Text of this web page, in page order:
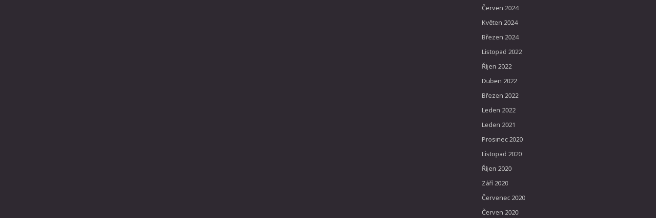
Červen 2024
Květen 2024
Březen 2024
Listopad 2022
Říjen 2022
Duben 2022
Březen 2022
Leden 2022
Leden 2021
Prosinec 2020
Listopad 2020
Říjen 2020
Září 2020
Červenec 2020
Červen 2020